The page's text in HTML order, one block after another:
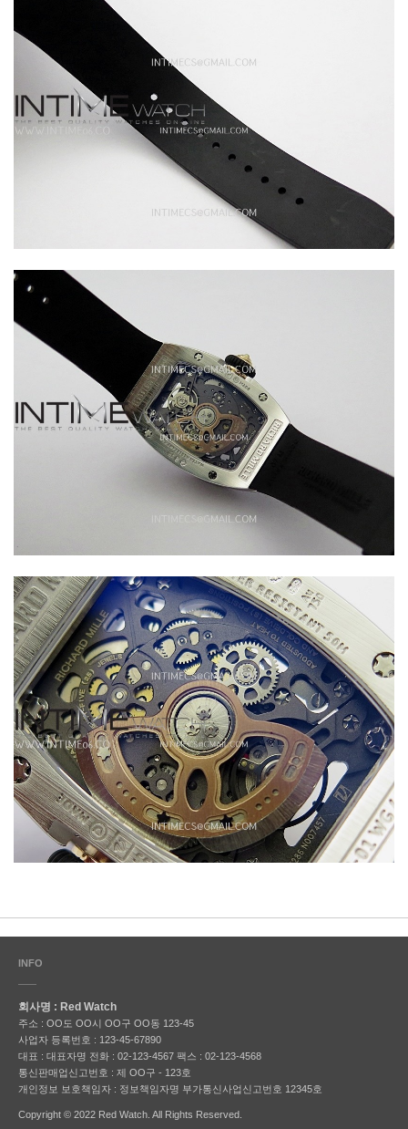
INFO
회사명 : Red Watch
주소 : OO도 OO시 OO구 OO동 123-45
사업자 등록번호 : 123-45-67890
대표 : 대표자명 전화 : 02-123-4567 팩스 : 02-123-4568
통신판매업신고번호 : 제 OO구 - 123호
개인정보 보호책임자 : 정보책임자명 부가통신사업신고번호 12345호
Copyright © 2022 Red Watch. All Rights Reserved.